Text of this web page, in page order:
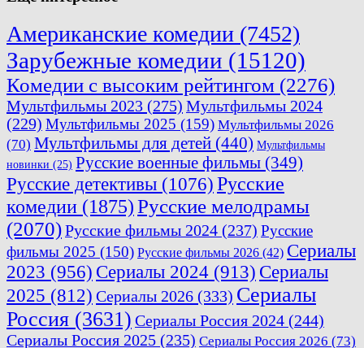
Американские комедии (7452)
Зарубежные комедии (15120)
Комедии с высоким рейтингом (2276)
Мультфильмы 2023 (275) Мультфильмы 2024
(229) Мультфильмы 2025 (159) Мультфильмы 2026
(70) Мультфильмы для детей (440) Мультфильмы
новинки (25) Русские военные фильмы (349)
Русские детективы (1076)Русские
комедии (1875)Русские мелодрамы
(2070)Русские фильмы 2024 (237) Русские
фильмы 2025 (150) Русские фильмы 2026 (42) Сериалы
2023 (956) Сериалы 2024 (913) Сериалы
2025 (812) Сериалы 2026 (333) Сериалы
Россия (3631) Сериалы Россия 2024 (244)
Сериалы Россия 2025 (235) Сериалы Россия 2026 (73)